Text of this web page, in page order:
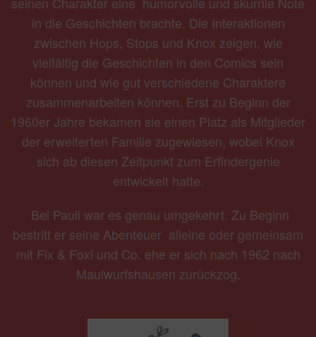
in die Geschichten brachte. Die Interaktionen
zwischen Hops, Stops und Knox zeigen, wie
vielfältig die Geschichten in den Comics sein
können und wie gut verschiedene Charaktere
zusammenarbeiten können. Erst zu Beginn der
1960er Jahre bekamen sie einen Platz als Mitglieder
der erweiterten Familie zugewiesen, wobei Knox
sich ab diesen Zeitpunkt zum Erfindergenie
entwickelt hatte.
Bei Pauli war es genau umgekehrt. Zu Beginn
bestritt er seine Abenteuer alleine oder gemeinsam
mit Fix & Foxi und Co. ehe er sich nach 1962 nach
Maulwurfshausen zurückzog.